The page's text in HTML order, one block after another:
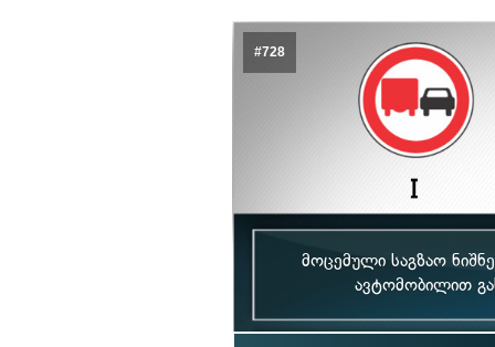
#728
მოცემული საგზაო
ავტომობილით